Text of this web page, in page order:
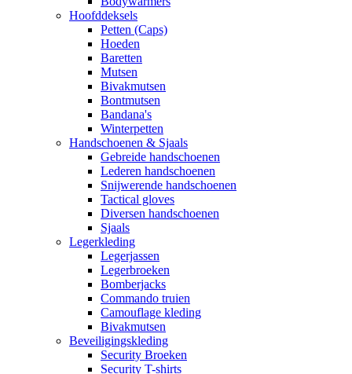
Hoofddeksels
Petten (Caps)
Hoeden
Baretten
Mutsen
Bivakmutsen
Bontmutsen
Bandana's
Winterpetten
Handschoenen & Sjaals
Gebreide handschoenen
Lederen handschoenen
Snijwerende handschoenen
Tactical gloves
Diversen handschoenen
Sjaals
Legerkleding
Legerjassen
Legerbroeken
Bomberjacks
Commando truien
Camouflage kleding
Bivakmutsen
Beveiligingskleding
Security Broeken
Security T-shirts